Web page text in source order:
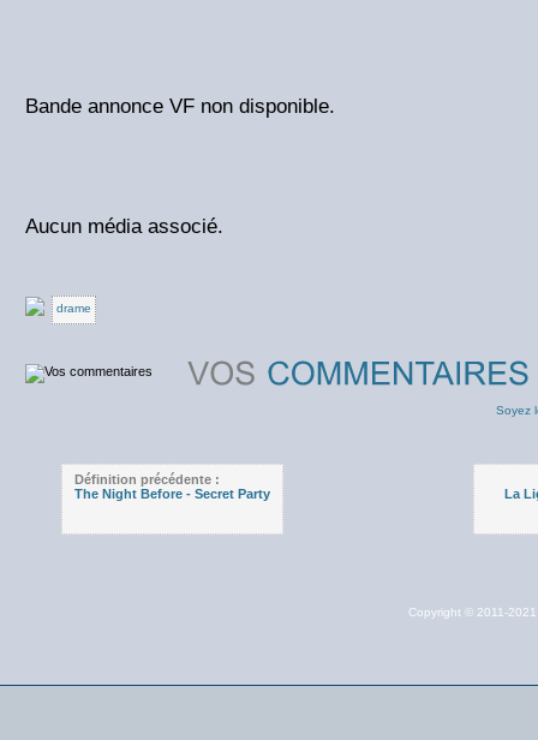
Bande annonce VF non disponible.
Aucun média associé.
drame
Soyez
Définition précédente :
The Night Before - Secret Party
La
Copyright © 2011-